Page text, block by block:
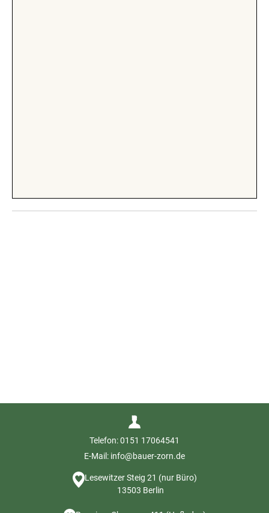
Telefon: 0151 17064541
E-Mail: info@bauer-zorn.de
Lesewitzer Steig 21 (nur Büro)
13503 Berlin